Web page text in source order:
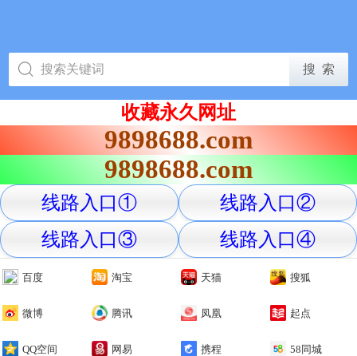
收藏永久网址
9898688.com
9898688.com
线路入口①
线路入口②
线路入口③
线路入口④
百度 淘宝 天猫 搜狐
微博 腾讯 凤凰 起点
QQ空间 网易 携程 58同城